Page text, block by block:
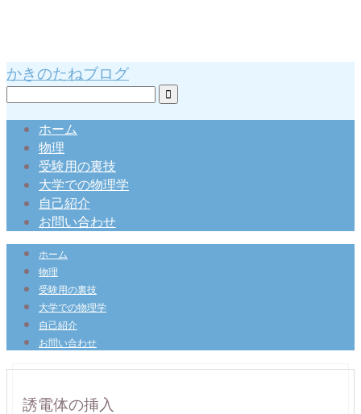
かきのたねブログ
ホーム
物理
受験用の裏技
大学での物理学
自己紹介
お問い合わせ
ホーム
物理
受験用の裏技
大学での物理学
自己紹介
お問い合わせ
誘電体の挿入